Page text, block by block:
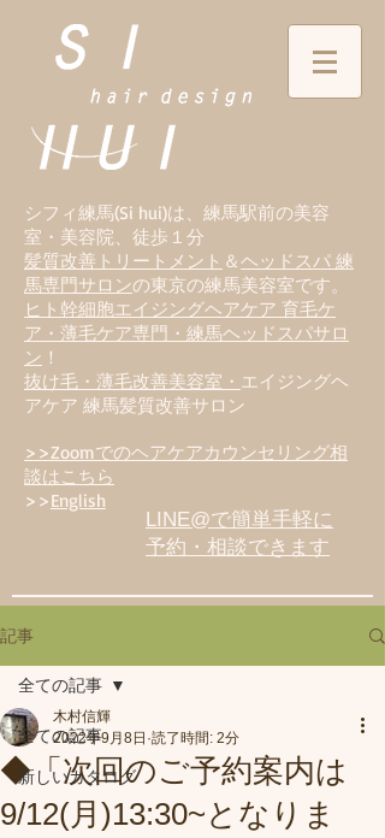
シフィ練馬(Si hui)は、 練馬駅前の美容
室・美容院、徒歩１分
髪質改善トリートメント ＆ヘッドスパ 練
馬専門サロンの東京の練馬美容室です。
ヒト幹細胞エイジングヘアケア 育毛ケ
ア・薄毛ケア専門・練馬ヘッドスパサロ
ン ！
抜け毛・薄毛改善美容室・ エイジングヘ
アケア 練馬髪質改善サロン
>>Zoomでのヘアケアカウンセリング相
談はこちら
>>English
LINE@で簡単手軽に
予約・相談できます
記事
全ての記事
新しいカタログ
全ての記事
◆「次回のご予約案内は
9/12(月)13:30~となりま
木村信輝
2022年9月8日 読了時間: 2分